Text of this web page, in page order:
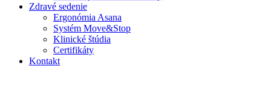
Zdravé sedenie
Ergonómia Asana
Systém Move&Stop
Klinické štúdia
Certifikáty
Kontakt